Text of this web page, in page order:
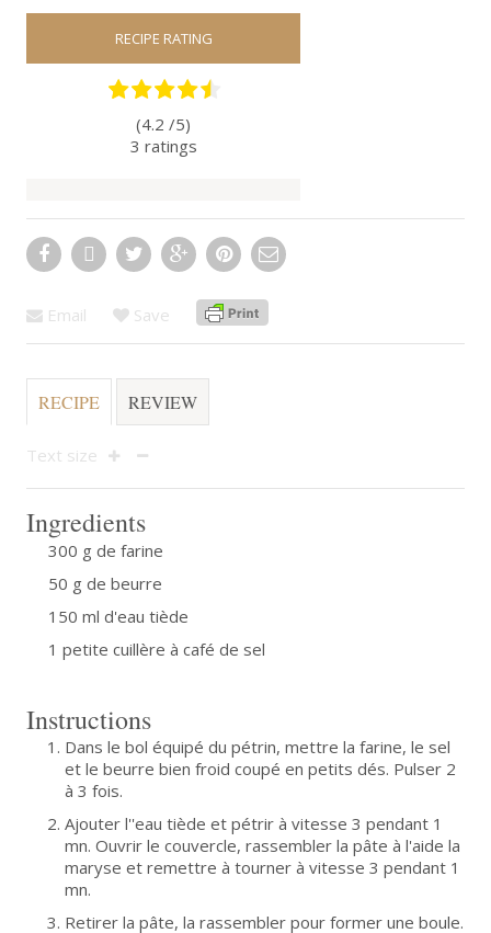
RECIPE RATING
(4.2 /5)
3 ratings
Email Save
RECIPE REVIEW
Text size
Ingredients
300 g de farine
50 g de beurre
150 ml d'eau tiède
1 petite cuillère à café de sel
Instructions
Dans le bol équipé du pétrin, mettre la farine, le sel
et le beurre bien froid coupé en petits dés. Pulser 2
à 3 fois.
Ajouter l''eau tiède et pétrir à vitesse 3 pendant 1
mn. Ouvrir le couvercle, rassembler la pâte à l'aide la
maryse et remettre à tourner à vitesse 3 pendant 1
mn.
Retirer la pâte, la rassembler pour former une boule.